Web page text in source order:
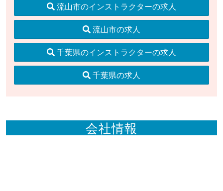
流山市のインストラクターの求人
流山市の求人
千葉県のインストラクターの求人
千葉県の求人
会社情報